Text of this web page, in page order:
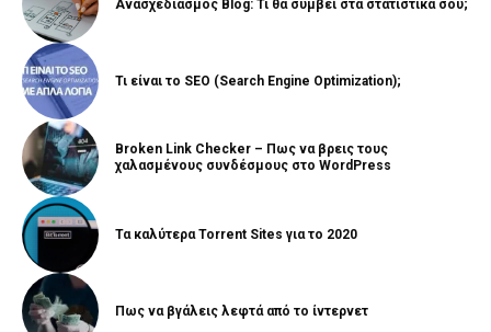
Ανασχεδιασμός Blog: Τι θα συμβεί στα στατιστικά σου;
Τι είναι το SEO (Search Engine Optimization);
Broken Link Checker – Πως να βρεις τους
χαλασμένους συνδέσμους στο WordPress
Τα καλύτερα Torrent Sites για το 2020
Πως να βγάλεις λεφτά από το ίντερνετ